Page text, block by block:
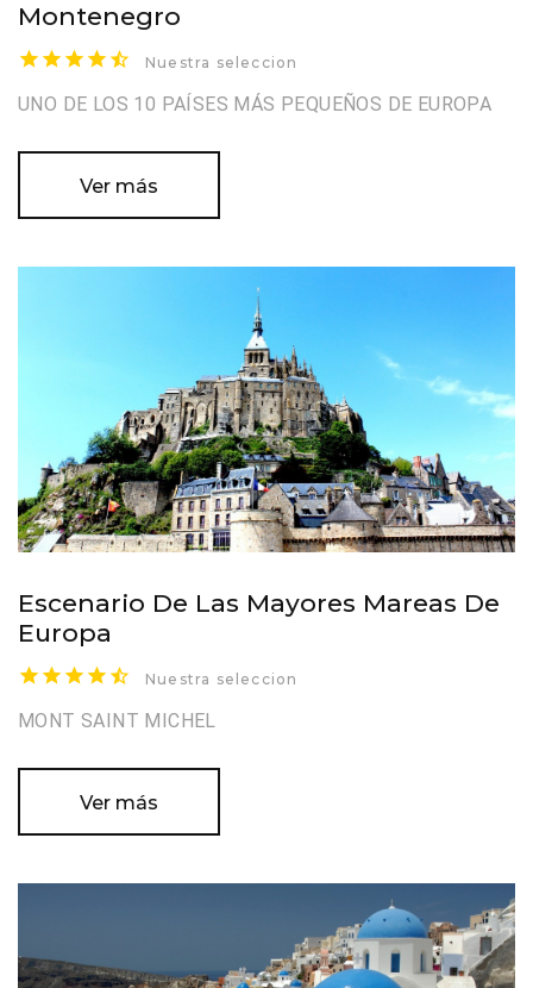
Montenegro
Nuestra seleccion
UNO DE LOS 10 PAÍSES MÁS PEQUEÑOS DE EUROPA
Ver más
Escenario De Las Mayores Mareas De
Europa
Nuestra seleccion
MONT SAINT MICHEL
Ver más